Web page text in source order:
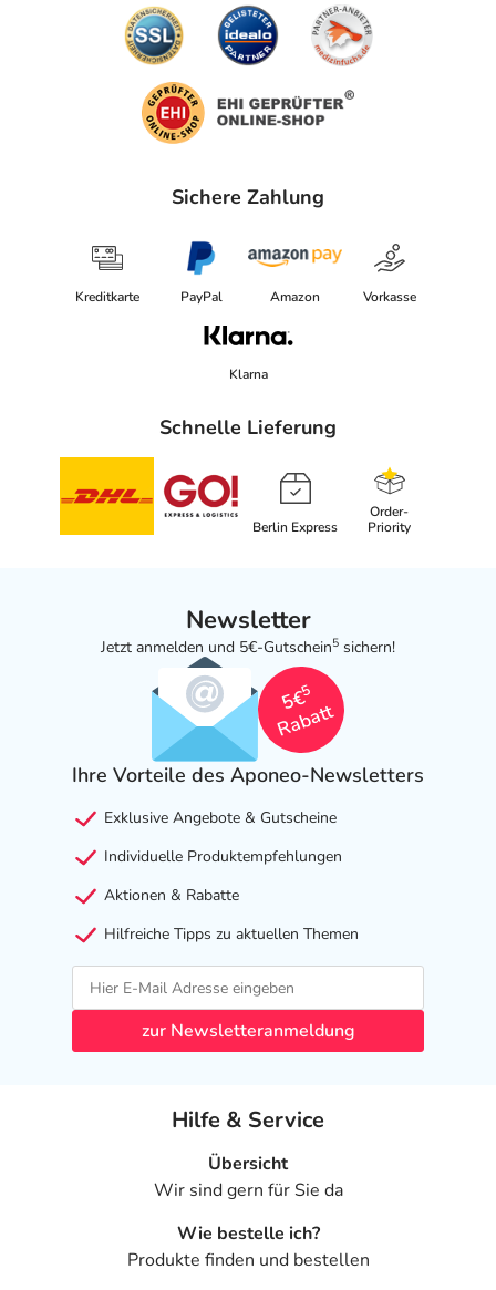
Sichere Zahlung
Kreditkarte PayPal Amazon Vorkasse
Klarna
Schnelle Lieferung
Berlin Express
Order-
Priority
Newsletter
Jetzt anmelden und 5€-Gutschein5 sichern!
5€
5
Rabatt
Ihre Vorteile des Aponeo-Newsletters
Exklusive Angebote & Gutscheine
Individuelle Produktempfehlungen
Aktionen & Rabatte
Hilfreiche Tipps zu aktuellen Themen
zur Newsletteranmeldung
Hilfe & Service
Übersicht
Wir sind gern für Sie da
Wie bestelle ich?
Produkte finden und bestellen